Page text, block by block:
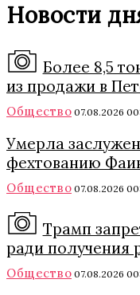
Новости
Более 8,5
из продажи в
Общество 07.08.2026
Умерла
фехтованию
Общество 07.08.2026
Трамп
ради получения
Общество 07.08.2026